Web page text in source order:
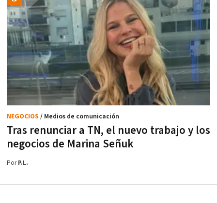
Tras renunciar a TN, el nuevo trabajo y los
negocios de Marina Señuk
NEGOCIOS / Medios de comunicación
PorP.L.